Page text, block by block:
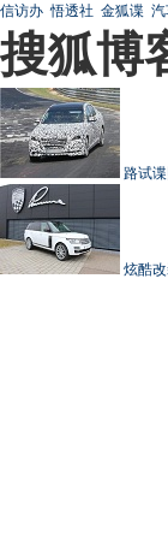
信访办 悟透社 金狐谍
搜狐博
路试
炫酷